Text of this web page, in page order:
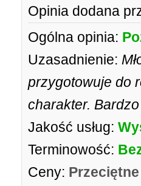
Opinia dodana
Ogólna opinia:
Uzasadnienie:
przygotowuje do
charakter.
Jakość usług:
Terminowość:
Ceny: Przeciętne